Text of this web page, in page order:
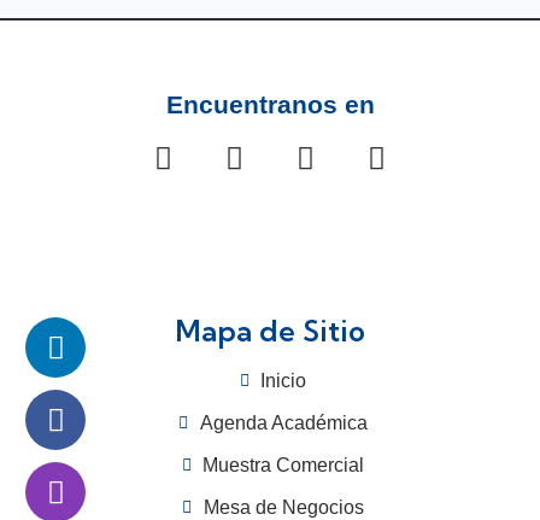
Encuentranos en
Mapa de Sitio
Inicio
Agenda Académica
Muestra Comercial
Mesa de Negocios